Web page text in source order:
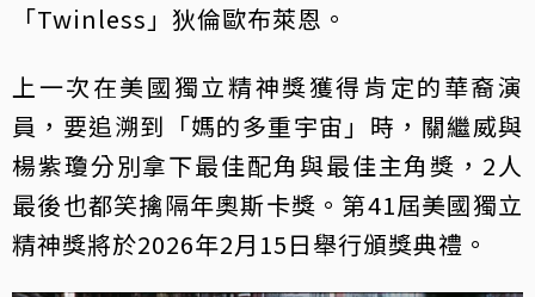
「Twinless」狄倫歐布萊恩。
上一次在美國獨立精神獎獲得肯定的華裔演
員，要追溯到「媽的多重宇宙」時，關繼威與
楊紫瓊分別拿下最佳配角與最佳主角獎，2人
最後也都笑擒隔年奧斯卡獎。第41屆美國獨立
精神獎將於2026年2月15日舉行頒獎典禮。